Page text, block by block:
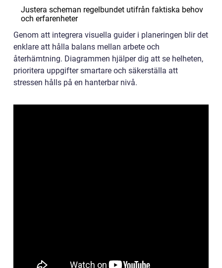
Justera scheman regelbundet utifrån faktiska behov
och erfarenheter
Genom att integrera visuella guider i planeringen blir det
enklare att hålla balans mellan arbete och
återhämtning. Diagrammen hjälper dig att se helheten,
prioritera uppgifter smartare och säkerställa att
stressen hålls på en hanterbar nivå.